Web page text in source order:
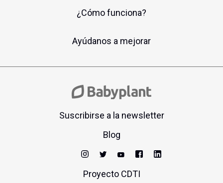
¿Cómo funciona?
Ayúdanos a mejorar
Suscribirse a la newsletter
Blog
Proyecto CDTI